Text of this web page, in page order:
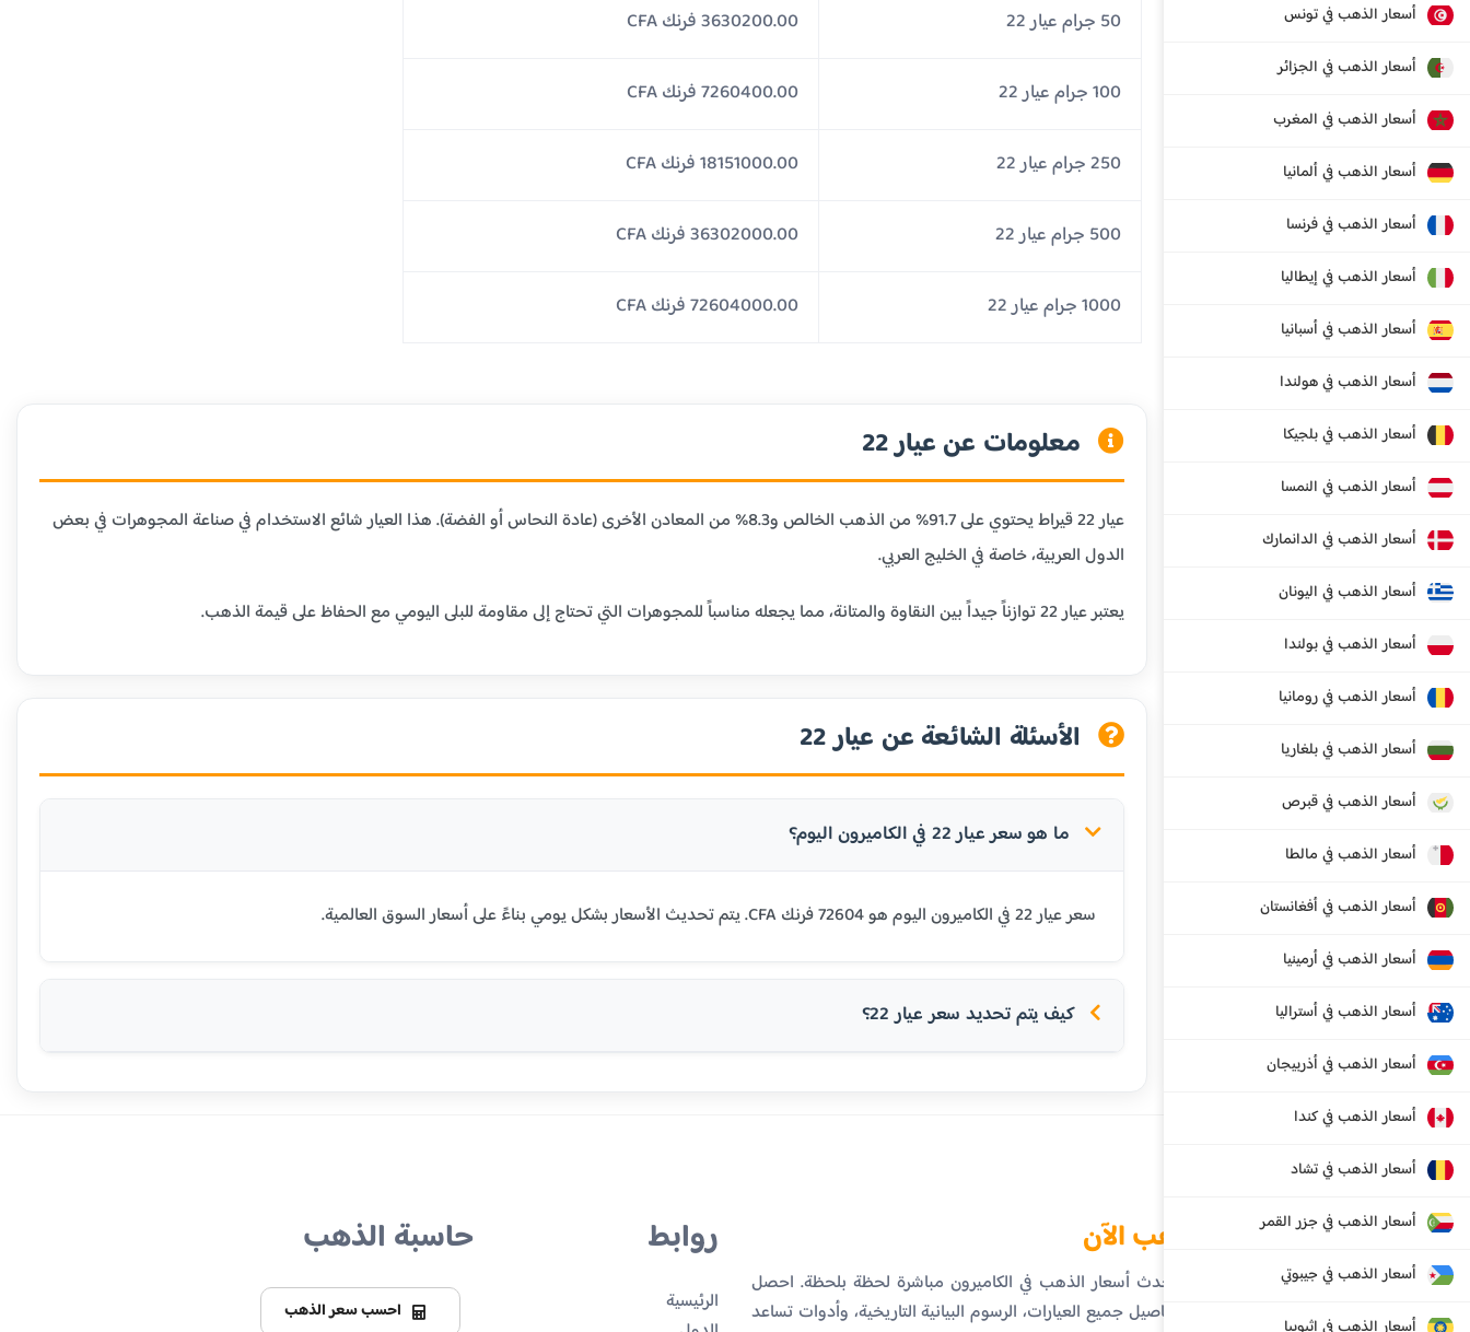
أسعار الذهب في تونس
أسعار الذهب في الجزائر
أسعار الذهب في المغرب
أسعار الذهب في ألمانيا
أسعار الذهب في فرنسا
أسعار الذهب في إيطاليا
أسعار الذهب في أسبانيا
أسعار الذهب في هولندا
أسعار الذهب في بلجيكا
أسعار الذهب في النمسا
أسعار الذهب في الدانمارك
أسعار الذهب في اليونان
أسعار الذهب في بولندا
أسعار الذهب في رومانيا
أسعار الذهب في بلغاريا
أسعار الذهب في قبرص
أسعار الذهب في مالطا
أسعار الذهب في أفغانستان
أسعار الذهب في أرمينيا
أسعار الذهب في أستراليا
أسعار الذهب في أذربيجان
أسعار الذهب في كندا
أسعار الذهب في تشاد
أسعار الذهب في جزر القمر
أسعار الذهب في جيبوتي
50 جرام عيار 22 3630200.00 فرنك CFA
100 جرام عيار 22 7260400.00 فرنك CFA
250 جرام عيار 22 18151000.00 فرنك CFA
500 جرام عيار 22 36302000.00 فرنك CFA
1000 جرام عيار 22 72604000.00 فرنك CFA
معلومات عن عيار 22
عيار 22 قيراط يحتوي على 91.7% من الذهب الخالص و8.3% من المعادن الأخرى (عادة النحاس أو الفضة). هذا العيار شائع الاستخدام في صناعة المجوهرات في بعض
الدول العربية، خاصة في الخليج العربي.
يعتبر عيار 22 توازناً جيداً بين النقاوة والمتانة، مما يجعله مناسباً للمجوهرات التي تحتاج إلى مقاومة للبلى اليومي مع الحفاظ على قيمة الذهب.
الأسئلة الشائعة عن عيار 22
ما هو سعر عيار 22 في الكاميرون اليوم؟
سعر عيار 22 في الكاميرون اليوم هو 72604 فرنك CFA. يتم تحديث الأسعار بشكل يومي بناءً على أسعار السوق العالمية.
كيف يتم تحديد سعر عيار 22؟
الذهب الآن
تابع أحدث أسعار الذهب في الكاميرون مباشرة لحظة بلحظة. احصل
على تفاصيل جميع العيارات، الرسوم البيانية التاريخية، وأدوات تساعد
روابط
الرئيسية
حاسبة الذهب
احسب سعر الذهب